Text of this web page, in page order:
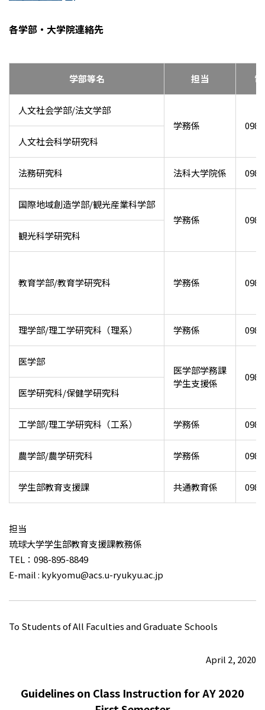
各学部・大学院連絡先
学部等名 担当
人文社会学部/法文学部
学務係
098-
人文社会科学研究科
法務研究科 法科大学院係 098-
国際地域創造学部/観光産業科学部
学務係
098-
観光科学研究科
教育学部/教育学研究科 学務係 098-
理学部/理工学研究科（理系） 学務係 098-
医学部
医学部学務課
学生支援係
098-
医学研究科/保健学研究科
工学部/理工学研究科（工系） 学務係 098-
農学部/農学研究科 学務係 098-
学生部教育支援課 共通教育係 098-
担当
琉球大学学生部教育支援課教務係
TEL：098-895-8849
E-mail : kykyomu@acs.u-ryukyu.ac.jp
To Students of All Faculties and Graduate Schools
April 2, 2020
Guidelines on Class Instruction for AY 2020